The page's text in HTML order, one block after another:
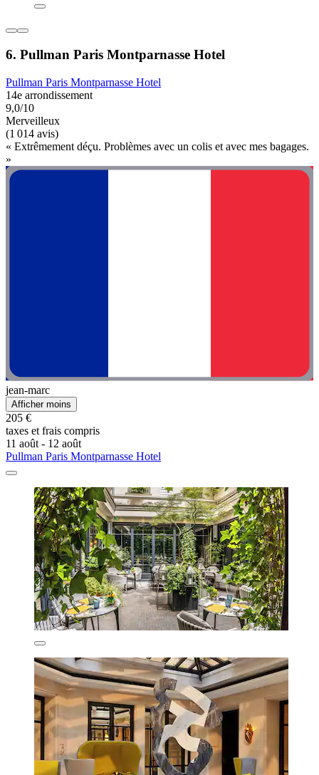
6. Pullman Paris Montparnasse Hotel
Pullman Paris Montparnasse Hotel
14e arrondissement
9,0/10
Merveilleux
(1 014 avis)
« Extrêmement déçu. Problèmes avec un colis et avec mes bagages.
»
jean-marc
Afficher moins
205 €
taxes et frais compris
11 août - 12 août
Pullman Paris Montparnasse Hotel